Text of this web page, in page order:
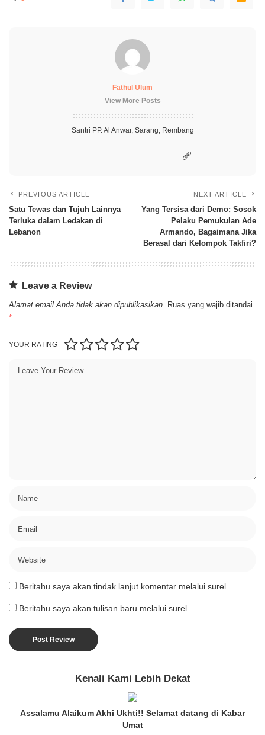
Fathul Ulum
View More Posts
Santri PP. Al Anwar, Sarang, Rembang
PREVIOUS ARTICLE
Satu Tewas dan Tujuh Lainnya
Terluka dalam Ledakan di
Lebanon
NEXT ARTICLE
Yang Tersisa dari Demo; Sosok
Pelaku Pemukulan Ade
Armando, Bagaimana Jika
Berasal dari Kelompok Takfiri?
Leave a Review
Alamat email Anda tidak akan dipublikasikan. Ruas yang wajib ditandai
*
YOUR RATING
Beritahu saya akan tindak lanjut komentar melalui surel.
Beritahu saya akan tulisan baru melalui surel.
Kenali Kami Lebih Dekat
Assalamu Alaikum Akhi Ukhti!! Selamat datang di Kabar
Umat